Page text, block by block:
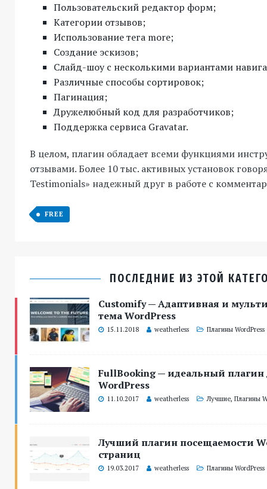
Пользовательский редактор форм;
Категории отзывов;
Использование тега more;
Создание эскизов;
Слайд-шоу с несколькими вариантами
Различные способы сортировок;
Пагинация;
Дружелюбный код для разработчиков;
Поддержка сервиса Gravatar.
В целом, плагин обладает всеми функциями
отзывами. Более 10 тыс. активных установок
Testimonials» надежный друг в работе с
FREE
ПОСЛЕДНИЕ ИЗ ЭТОЙ
Customify — Адаптивная и
тема WordPress
15.11.2018 weatherless Плагины WordPress
FullBooking — идеальный
WordPress
11.10.2017 weatherless Лучшие, Плагины
Лучший плагин посещаемости
страниц
19.03.2017 weatherless Плагины WordPress